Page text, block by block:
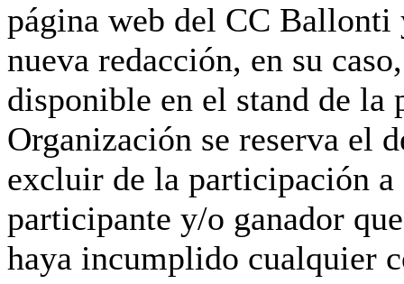
página web del CC Ballonti
nueva redacción, en su
disponible en el stand de la
Organización se reserva el
excluir de la participación a
participante y/o ganador
haya incumplido cualquier